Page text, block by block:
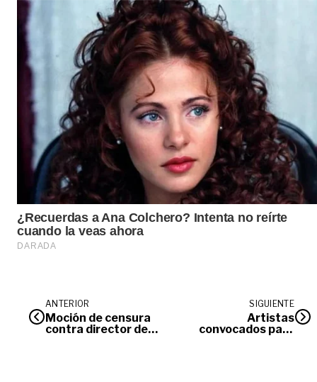
ANTERIOR
Moción de censura
contra director del
SIGUIENTE
Artistas
convocados para